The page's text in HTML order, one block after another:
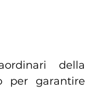
della
per garantire